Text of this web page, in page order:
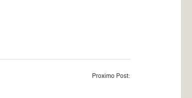
Proximo Post: